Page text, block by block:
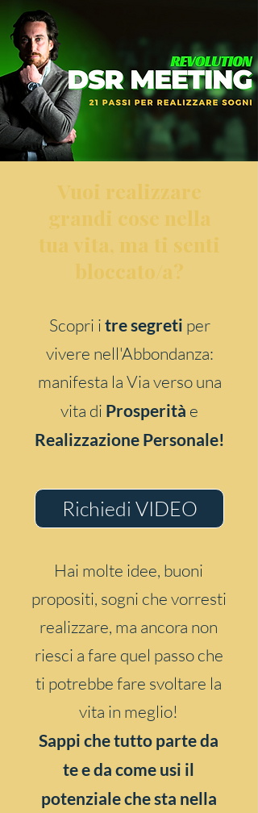
Vuoi realizzare
grandi cose nella
tua vita, ma ti senti
bloccato/a?
Scopri i tre segreti per
vivere nell'Abbondanza:
manifesta la Via verso una
vita di Prosperità e
Realizzazione Personale!
Richiedi VIDEO
Hai molte idee, buoni
propositi, sogni che vorresti
realizzare, ma ancora non
riesci a fare quel passo che
ti potrebbe fare svoltare la
vita in meglio!
Sappi che tutto parte da
te e da come usi il
potenziale che sta nella